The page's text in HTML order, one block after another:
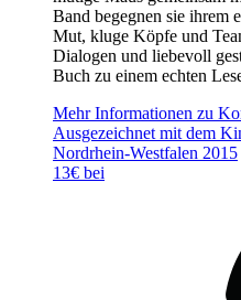
Band begegnen sie ihrem
Mut, kluge Köpfe und
Dialogen und liebevoll
Buch zu einem echten
Mehr Informationen zu
Ausgezeichnet mit dem
Nordrhein-Westfalen 2015
13€ bei